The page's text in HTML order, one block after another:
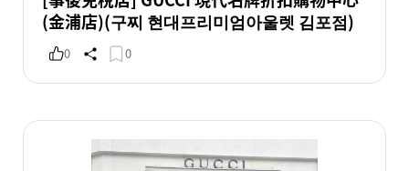
(金浦店)(구찌 현대프리미엄아울렛 김포점)
0 0